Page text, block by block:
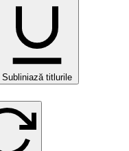
Subliniază titlurile